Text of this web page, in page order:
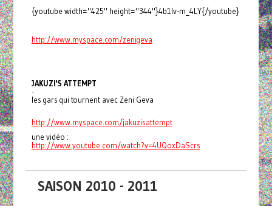
{youtube width="425" height="344"}4b1lv-m_4LY{/youtube}
http://www.myspace.com/zenigeva
JAKUZI'S ATTEMPT
-
les gars qui tournent avec Zeni Geva
http://www.myspace.com/jakuzisattempt
une vidéo :
http://www.youtube.com/watch?v=4UQoxDaScrs
SAISON 2010 - 2011